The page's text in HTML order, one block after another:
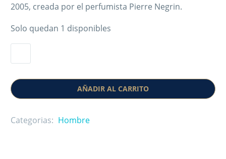
2005, creada por el perfumista Pierre Negrin.
Solo quedan 1 disponibles
AÑADIR AL CARRITO
Categorias: Hombre